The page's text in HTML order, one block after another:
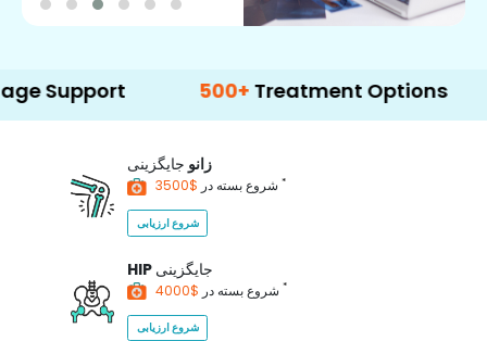
500+ Treatment Options
زانو جایگزینی
شروع بسته در *
شروع ارزیابی
HIP جایگزینی
شروع بسته در *
شروع ارزیابی